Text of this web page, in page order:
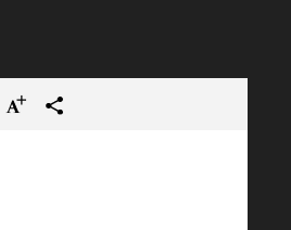
RéduireAugmenterterms_trans.social.share